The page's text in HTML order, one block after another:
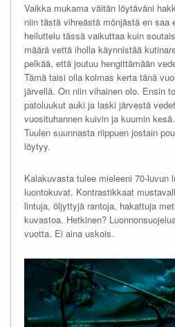
Vaikka mukama väitän löytäväni
niin tästä vihreästä mönjästä en
heiluttelu tässä vaikuttaa kuin
määrä vettä iholla käynnistää
pelkää, että joutuu hengittämään
Tämä taisi olla kolmas kerta tänä
järvellä. On niin vihainen olo. Ensin
patoluukut auki ja laski järvestä
vuosituhannen kuivin ja kuumin
Tuulen suunnasta riippuen jostain
löytyy.
Kalakuvasta tulee mieleeni 70-luvun
luontokuvat. Kontrastikkaat
lintuja, öljyttyjä rantoja, hakattuja
kuvastoa. Hetkinen?
vuotta. Ei aina uskois.